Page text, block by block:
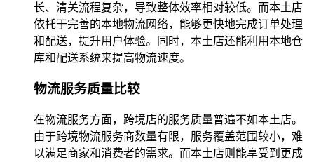
长、清关流程复杂，导致整体效率相对较低。而本土店
依托于完善的本地物流网络，能够更快地完成订单处理
和配送，提升用户体验。同时，本土店还能利用本地仓
库和配送系统来提高物流速度。
物流服务质量比较
在物流服务方面，跨境店的服务质量普遍不如本土店。
由于跨境物流服务商数量有限，服务覆盖范围较小，难
以满足商家和消费者的需求。而本土店则能享受到更成